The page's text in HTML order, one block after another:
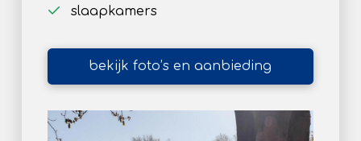
slaapkamers
bekijk foto’s en aanbieding